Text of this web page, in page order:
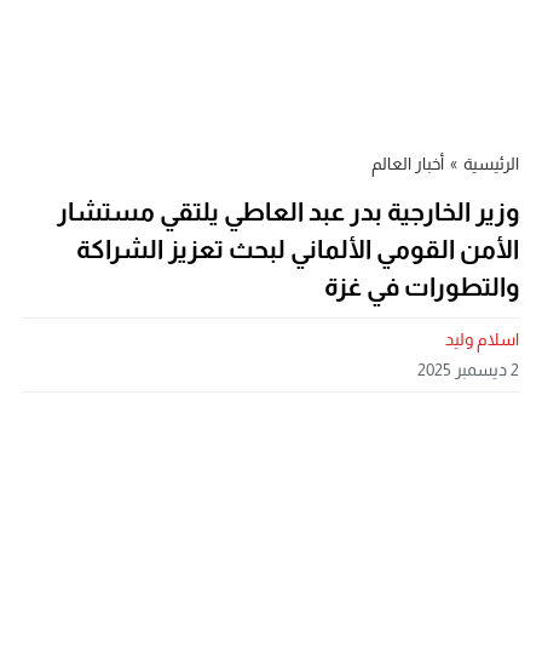
الرئيسية » أخبار العالم
وزير الخارجية بدر عبد العاطي يلتقي مستشار
الأمن القومي الألماني لبحث تعزيز الشراكة
والتطورات في غزة
اسلام وليد
2 ديسمبر 2025